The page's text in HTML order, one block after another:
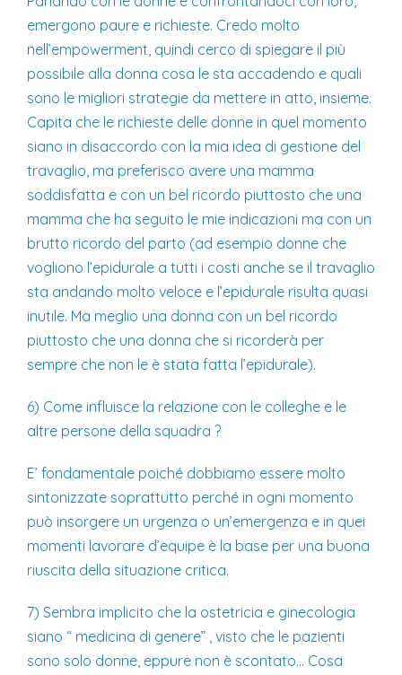
emergono paure e richieste. Credo molto
nell’empowerment, quindi cerco di spiegare il più
possibile alla donna cosa le sta accadendo e quali
sono le migliori strategie da mettere in atto, insieme.
Capita che le richieste delle donne in quel momento
siano in disaccordo con la mia idea di gestione del
travaglio, ma preferisco avere una mamma
soddisfatta e con un bel ricordo piuttosto che una
mamma che ha seguito le mie indicazioni ma con un
brutto ricordo del parto (ad esempio donne che
vogliono l’epidurale a tutti i costi anche se il travaglio
sta andando molto veloce e l’epidurale risulta quasi
inutile. Ma meglio una donna con un bel ricordo
piuttosto che una donna che si ricorderà per
sempre che non le è stata fatta l’epidurale).
6) Come influisce la relazione con le colleghe e le
altre persone della squadra ?
E’ fondamentale poiché dobbiamo essere molto
sintonizzate soprattutto perché in ogni momento
può insorgere un urgenza o un’emergenza e in quei
momenti lavorare d’equipe è la base per una buona
riuscita della situazione critica.
7) Sembra implicito che la ostetricia e ginecologia
siano “ medicina di genere” , visto che le pazienti
sono solo donne, eppure non è scontato… Cosa